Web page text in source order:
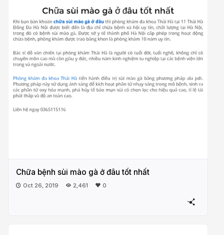
Chữa bệnh sùi mào gà ở đâu tốt nhất
Oct 26, 2019 2,461 0